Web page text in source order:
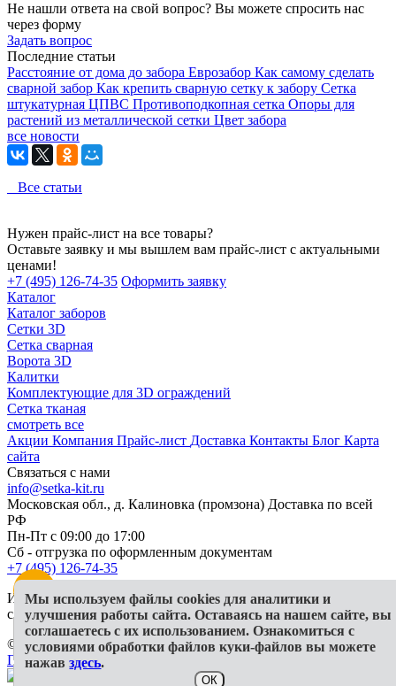
Не нашли ответа на свой вопрос? Вы можете спросить нас
через форму
Задать вопрос
Последние статьи
Расстояние от дома до забора Еврозабор Как самому сделать
сварной забор Как крепить сварную сетку к забору Сетка
штукатурная ЦПВС Противоподкопная сетка Опоры для
растений из металлической сетки Цвет забора
все новости
Все статьи
Нужен прайс-лист на все товары?
Оставьте заявку и мы вышлем вам прайс-лист с актуальными
ценами!
+7 (495) 126-74-35 Оформить заявку
Каталог
Каталог заборов
Сетки 3D
Сетка сварная
Ворота 3D
Калитки
Комплектующие для 3D ограждений
Сетка тканая
смотреть все
Акции Компания Прайс-лист Доставка Контакты Блог Карта
сайта
Связаться с нами
info@setka-kit.ru
Московская обл., д. Калиновка (промзона) Доставка по всей
РФ
Пн-Пт с 09:00 до 17:00
Сб - отгрузка по оформленным документам
+7 (495) 126-74-35
Информация, представленная на сайте, в исключительных
случаях может отличаться от действительности
© 2026 ООО "Гранд КИТ"
Политика конфиденциальности
Мы используем файлы cookies для аналитики и
улучшения работы сайта. Оставаясь на нашем сайте, вы
соглашаетесь с их использованием. Ознакомиться с
условиями обработки файлов куки-файлов вы можете
нажавздесь.
ОК